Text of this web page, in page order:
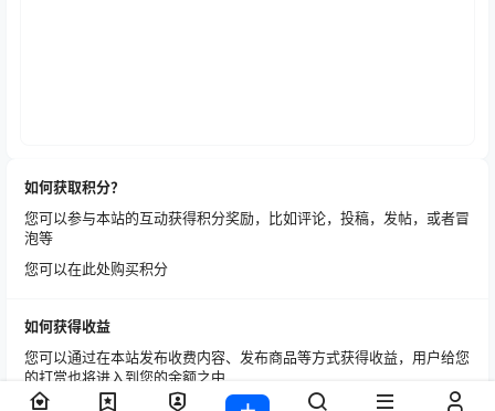
如何获取积分？
您可以参与本站的互动获得积分奖励，比如评论，投稿，发帖，或者冒
泡等
您可以在此处购买积分
如何获得收益
您可以通过在本站发布收费内容、发布商品等方式获得收益，用户给您
的打赏也将进入到您的余额之中